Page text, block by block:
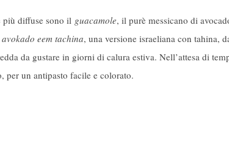
più diffuse sono il guacamole, il purè messicano di
avokado eem tachina, una versione israeliana con tahina,
da gustare in giorni di calura estiva. Nell’attesa di
per un antipasto facile e colorato.